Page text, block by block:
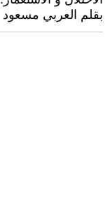
بقلم العربي مسعود